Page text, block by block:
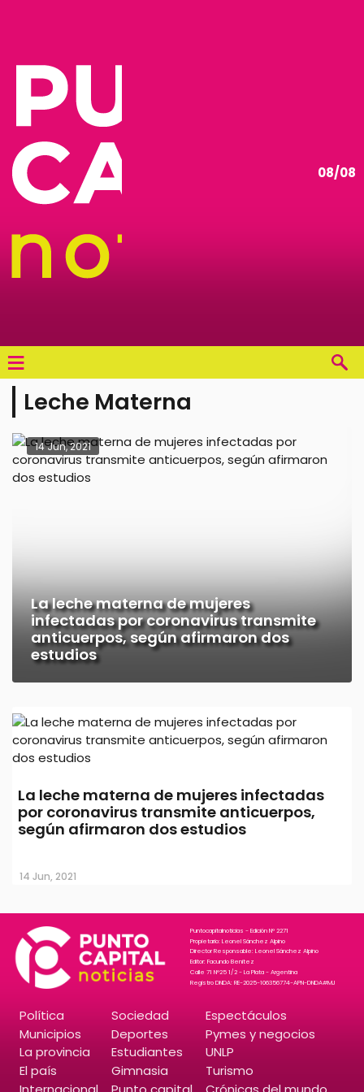
08/08
≡
Leche Materna
14 Jun, 2021
La leche materna de mujeres
infectadas por coronavirus transmite
anticuerpos, según afirmaron dos
estudios
La leche materna de mujeres infectadas
por coronavirus transmite anticuerpos,
según afirmaron dos estudios
14 Jun, 2021
Puntocapitalnoticias - Edición N° 2271
Propietario: Leonel Sánchez Alpino
Director Responsable: Leonel Sánchez Alpino
Editor: Facundo Benitez
Calle 71 N°25 1/2 - La Plata - Argentina
Registro DNDA: RE-2025-106356774-APN-DNDA#MJ
Política
Municipios
La provincia
El país
Sociedad
Deportes
Estudiantes
Gimnasia
Espectáculos
Pymes y negocios
UNLP
Turismo